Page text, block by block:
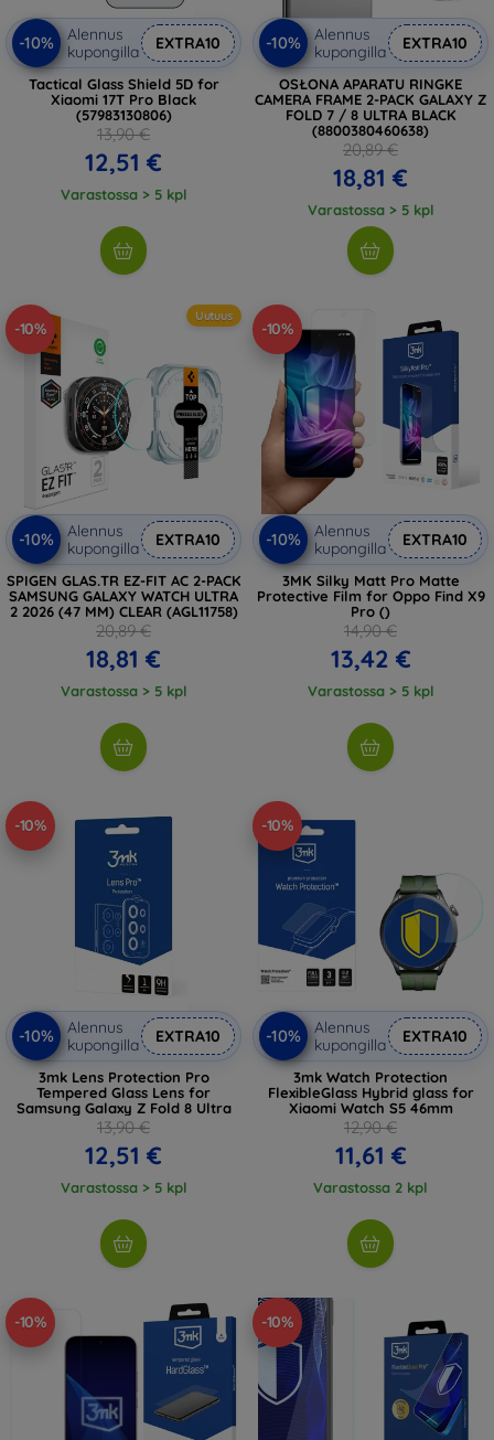
-10%
Alennus
kupongilla
EXTRA10
Tactical Glass Shield 5D for
Xiaomi 17T Pro Black
(57983130806)
13,90 €
12,51 €
Varastossa > 5 kpl
-10%
Alennus
kupongilla
EXTRA10
OSŁONA APARATU RINGKE
CAMERA FRAME 2-PACK GALAXY Z
FOLD 7 / 8 ULTRA BLACK
(8800380460638)
20,89 €
18,81 €
Varastossa > 5 kpl
-10%
Uutuus
-10%
Alennus
kupongilla
EXTRA10
SPIGEN GLAS.TR EZ-FIT AC 2-PACK
SAMSUNG GALAXY WATCH ULTRA
2 2026 (47 MM) CLEAR (AGL11758)
20,89 €
18,81 €
Varastossa > 5 kpl
-10%
-10%
Alennus
kupongilla
EXTRA10
3MK Silky Matt Pro Matte
Protective Film for Oppo Find X9
Pro ()
14,90 €
13,42 €
Varastossa > 5 kpl
-10%
-10%
Alennus
kupongilla
EXTRA10
3mk Lens Protection Pro
Tempered Glass Lens for
Samsung Galaxy Z Fold 8 Ultra
13,90 €
12,51 €
Varastossa > 5 kpl
-10%
-10%
Alennus
kupongilla
EXTRA10
3mk Watch Protection
FlexibleGlass Hybrid glass for
Xiaomi Watch S5 46mm
12,90 €
11,61 €
Varastossa 2 kpl
-10% -10%